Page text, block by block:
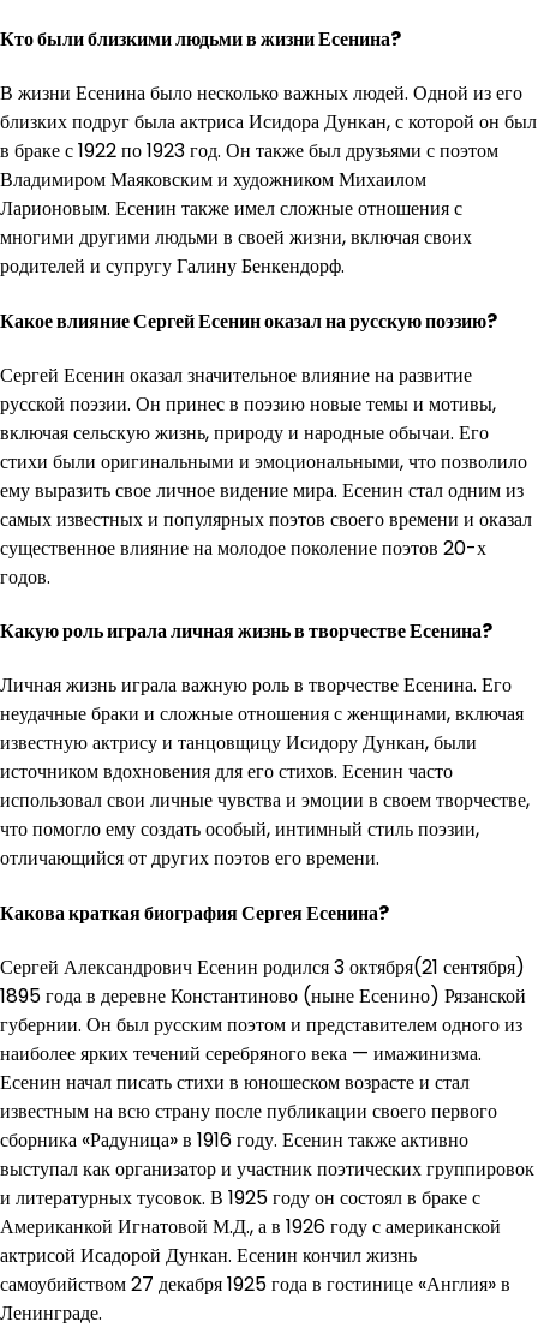
Кто были близкими людьми в жизни Есенина?
В жизни Есенина было несколько важных людей. Одной из его
близких подруг была актриса Исидора Дункан, с которой он был
в браке с 1922 по 1923 год. Он также был друзьями с поэтом
Владимиром Маяковским и художником Михаилом
Ларионовым. Есенин также имел сложные отношения с
многими другими людьми в своей жизни, включая своих
родителей и супругу Галину Бенкендорф.
Какое влияние Сергей Есенин оказал на русскую поэзию?
Сергей Есенин оказал значительное влияние на развитие
русской поэзии. Он принес в поэзию новые темы и мотивы,
включая сельскую жизнь, природу и народные обычаи. Его
стихи были оригинальными и эмоциональными, что позволило
ему выразить свое личное видение мира. Есенин стал одним из
самых известных и популярных поэтов своего времени и оказал
существенное влияние на молодое поколение поэтов 20-х
годов.
Какую роль играла личная жизнь в творчестве Есенина?
Личная жизнь играла важную роль в творчестве Есенина. Его
неудачные браки и сложные отношения с женщинами, включая
известную актрису и танцовщицу Исидору Дункан, были
источником вдохновения для его стихов. Есенин часто
использовал свои личные чувства и эмоции в своем творчестве,
что помогло ему создать особый, интимный стиль поэзии,
отличающийся от других поэтов его времени.
Какова краткая биография Сергея Есенина?
Сергей Александрович Есенин родился 3 октября(21 сентября)
1895 года в деревне Константиново (ныне Есенино) Рязанской
губернии. Он был русским поэтом и представителем одного из
наиболее ярких течений серебряного века — имажинизма.
Есенин начал писать стихи в юношеском возрасте и стал
известным на всю страну после публикации своего первого
сборника «Радуница» в 1916 году. Есенин также активно
выступал как организатор и участник поэтических группировок
и литературных тусовок. В 1925 году он состоял в браке с
Американкой Игнатовой М.Д., а в 1926 году с американской
актрисой Исадорой Дункан. Есенин кончил жизнь
самоубийством 27 декабря 1925 года в гостинице «Англия» в
Ленинграде.